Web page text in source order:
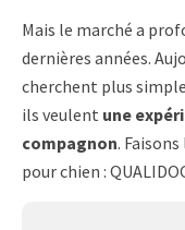
Mais le marché a
dernières années.
cherchent plus
ils veulent une
compagnon.
pour chien :